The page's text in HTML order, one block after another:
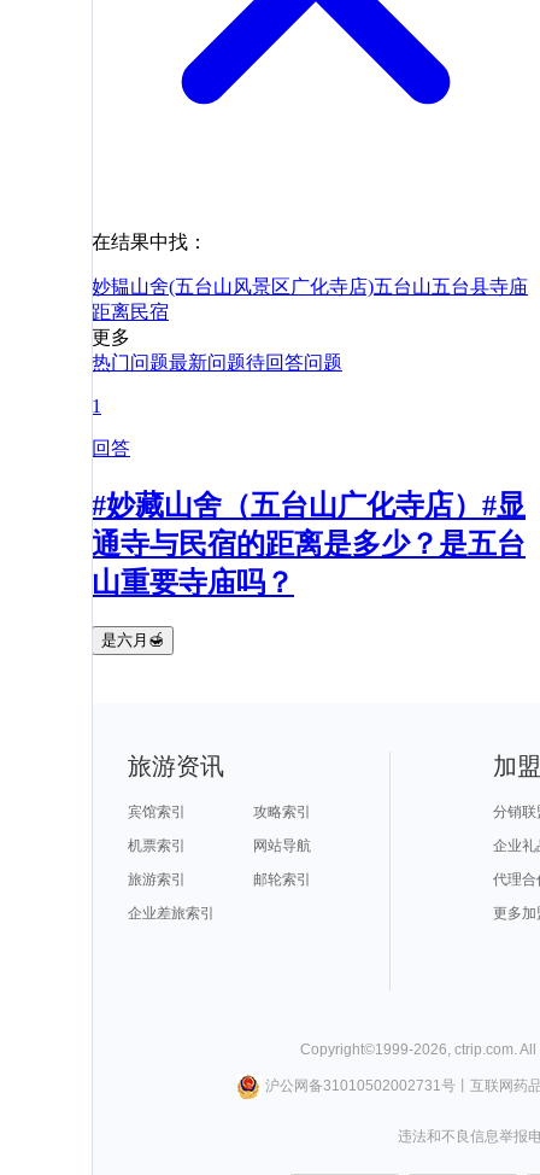
在结果中找：
妙韫山舍(五台山风景区广化寺店)五台山五台县寺庙
距离民宿
更多
热门问题最新问题待回答问题
1
回答
#妙藏山舍（五台山广化寺店）#显
通寺与民宿的距离是多少？是五台
山重要寺庙吗？
是六月🍯
旅游资讯
宾馆索引
攻略索引
机票索引
网站导航
旅游索引
邮轮索引
企业差旅索引
加
分销联
企业礼
代理合
更多加
Copyright©1999-2026 ctrip.com .
沪公网备31010502002731号丨 互联网药
违法和不良信息举报